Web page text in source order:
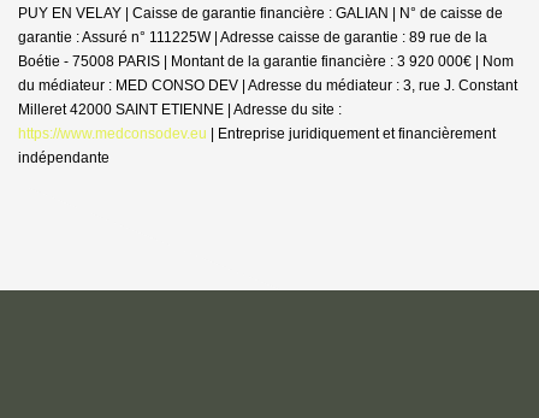
PUY EN VELAY | Caisse de garantie financière : GALIAN | N° de caisse de
garantie : Assuré n° 111225W | Adresse caisse de garantie : 89 rue de la
Boétie - 75008 PARIS | Montant de la garantie financière : 3 920 000€ | Nom
du médiateur : MED CONSO DEV | Adresse du médiateur : 3, rue J. Constant
Milleret 42000 SAINT ETIENNE | Adresse du site :
https://www.medconsodev.eu | Entreprise juridiquement et financièrement
indépendante